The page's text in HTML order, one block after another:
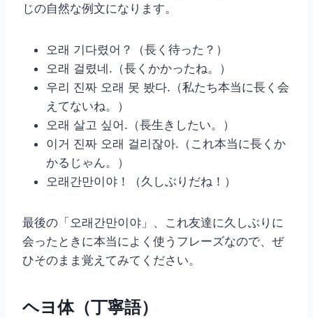
じの自然な例文になります。
오래 기다렸어？（長く待った？）
오래 걸렸네.（長くかかったね。）
우리 진짜 오래 못 봤다.（私たち本当に長く会
えてないね。）
오래 살고 싶어.（長生きしたい。）
이거 진짜 오래 걸리잖아.（これ本当に長くか
かるじゃん。）
오래간만이야！（久しぶりだね！）
最後の「오래간만이야」、これ友達に久しぶりに
会ったときに本当によく使うフレーズなので、ぜ
ひそのまま覚えてみてください。
ヘヨ体（丁寧語）